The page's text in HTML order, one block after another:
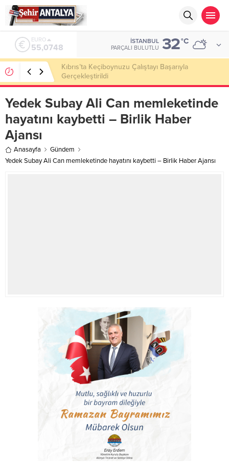
ALTIN
6.623,43
İSTANBUL
PARÇALI BULUTLU 32°C
LGS’de 500 Tam Puan, YKS’de İlk 1000 Başarısı:
Doğru Cevap Eğitim Kurumları Zirvede
Yedek Subay Ali Can memleketinde
hayatını kaybetti – Birlik Haber
Ajansı
Anasayfa
Gündem
Yedek Subay Ali Can memleketinde hayatını kaybetti – Birlik Haber Ajansı